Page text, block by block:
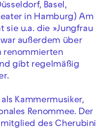
Basel,
in Hamburg) Am
sie u.a. die »Jungfrau
außerdem über
renommierten
gibt regelmäßig
Kammermusiker,
Renommee. Der
des Cherubini